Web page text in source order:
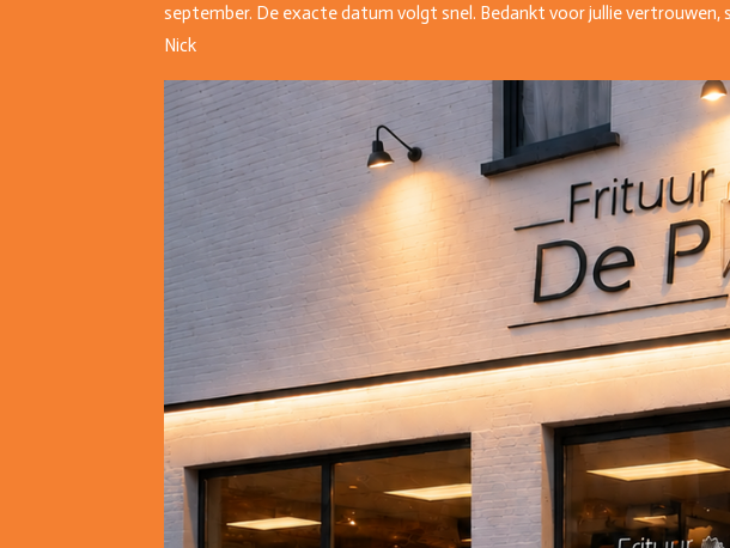
september. De exacte datum volgt snel. Bedankt voor jullie
Nick